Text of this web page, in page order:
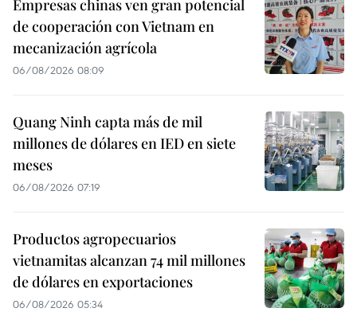
Empresas chinas ven gran potencial
de cooperación con Vietnam en
mecanización agrícola
06/08/2026 08:09
Quang Ninh capta más de mil
millones de dólares en IED en siete
meses
06/08/2026 07:19
Productos agropecuarios
vietnamitas alcanzan 74 mil millones
de dólares en exportaciones
06/08/2026 05:34